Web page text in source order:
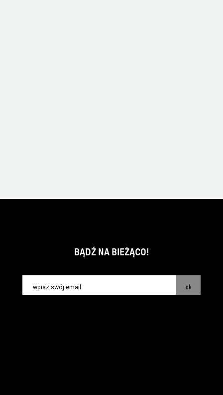
BĄDŹ NA BIEŻĄCO!
ok